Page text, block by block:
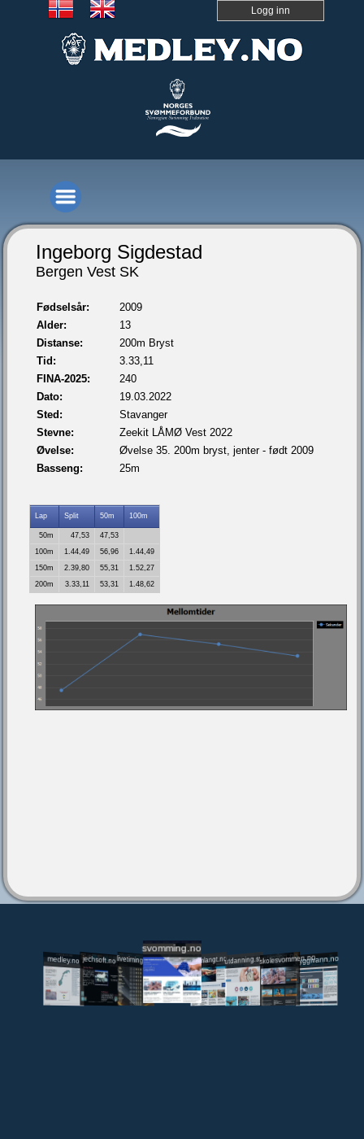
Logg inn
Ingeborg Sigdestad
Bergen Vest SK
Fødselsår:
2009
Alder:
13
Distanse:
200m Bryst
Tid:
3.33,11
FINA-2025:
240
Dato:
19.03.2022
Sted:
Stavanger
Stevne:
Zeekit LÅMØ Vest 2022
Øvelse:
Øvelse 35. 200m bryst, jenter - født 2009
Basseng:
25m
Lap Split 50m 100m
50m 47,53
47,53
100m
1.44,49 56,96
1.44,49
150m
2.39,80 55,31
1.52,27
200m
3.33,11 53,31 1.48,62
medley.no jechsoft.nolivetiming.medley.no
svomming.no
svomlangt.noutdanning.svomming.no
skolesvommen.notryggivann.no